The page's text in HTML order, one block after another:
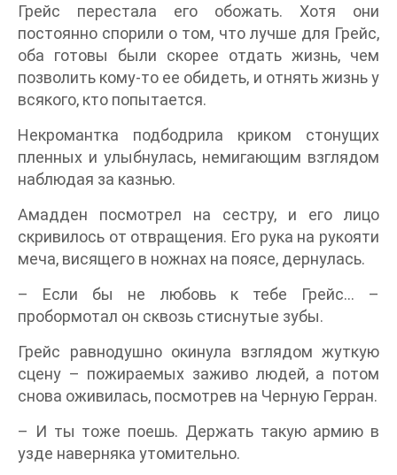
Грейс перестала его обожать. Хотя они
постоянно спорили о том, что лучше для Грейс,
оба готовы были скорее отдать жизнь, чем
позволить кому-то ее обидеть, и отнять жизнь у
всякого, кто попытается.
Некромантка подбодрила криком стонущих
пленных и улыбнулась, немигающим взглядом
наблюдая за казнью.
Амадден посмотрел на сестру, и его лицо
скривилось от отвращения. Его рука на рукояти
меча, висящего в ножнах на поясе, дернулась.
– Если бы не любовь к тебе Грейс… –
пробормотал он сквозь стиснутые зубы.
Грейс равнодушно окинула взглядом жуткую
сцену – пожираемых заживо людей, а потом
снова оживилась, посмотрев на Черную Герран.
– И ты тоже поешь. Держать такую армию в
узде наверняка утомительно.